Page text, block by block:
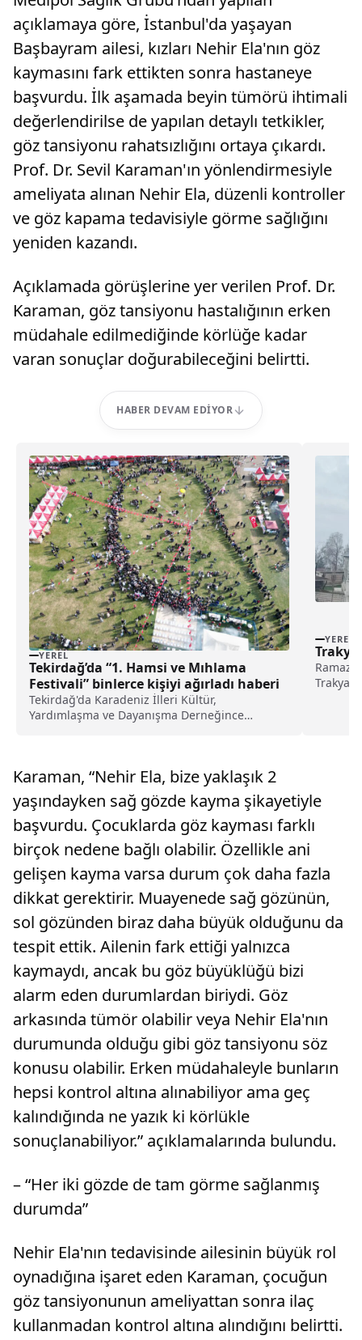
açıklamaya göre, İstanbul'da yaşayan
Başbayram ailesi, kızları Nehir Ela'nın göz
kaymasını fark ettikten sonra hastaneye
başvurdu. İlk aşamada beyin tümörü ihtimali
değerlendirilse de yapılan detaylı tetkikler,
göz tansiyonu rahatsızlığını ortaya çıkardı.
Prof. Dr. Sevil Karaman'ın yönlendirmesiyle
ameliyata alınan Nehir Ela, düzenli kontroller
ve göz kapama tedavisiyle görme sağlığını
yeniden kazandı.
Açıklamada görüşlerine yer verilen Prof. Dr.
Karaman, göz tansiyonu hastalığının erken
müdahale edilmediğinde körlüğe kadar
varan sonuçlar doğurabileceğini belirtti.
HABER DEVAM EDIYOR
YEREL
Tekirdağ’da “1. Hamsi ve Mıhlama
Festivali” binlerce kişiyi ağırladı haberi
Tekirdağ'da Karadeniz İlleri Kültür,
Yardımlaşma ve Dayanışma Derneğince
etkinlikler düze...
YEREL
Karaman, “Nehir Ela, bize yaklaşık 2
yaşındayken sağ gözde kayma şikayetiyle
başvurdu. Çocuklarda göz kayması farklı
birçok nedene bağlı olabilir. Özellikle ani
gelişen kayma varsa durum çok daha fazla
dikkat gerektirir. Muayenede sağ gözünün,
sol gözünden biraz daha büyük olduğunu da
tespit ettik. Ailenin fark ettiği yalnızca
kaymaydı, ancak bu göz büyüklüğü bizi
alarm eden durumlardan biriydi. Göz
arkasında tümör olabilir veya Nehir Ela'nın
durumunda olduğu gibi göz tansiyonu söz
konusu olabilir. Erken müdahaleyle bunların
hepsi kontrol altına alınabiliyor ama geç
kalındığında ne yazık ki körlükle
sonuçlanabiliyor.” açıklamalarında bulundu.
– “Her iki gözde de tam görme sağlanmış
durumda”
Nehir Ela'nın tedavisinde ailesinin büyük rol
oynadığına işaret eden Karaman, çocuğun
göz tansiyonunun ameliyattan sonra ilaç
kullanmadan kontrol altına alındığını belirtti.